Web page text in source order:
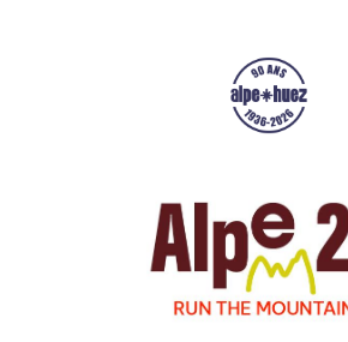
Résultats
Galerie
Infos pratiques